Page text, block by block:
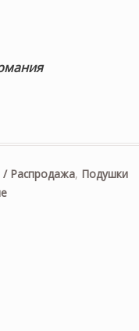
«DOWN
/ Распродажа, Подушки